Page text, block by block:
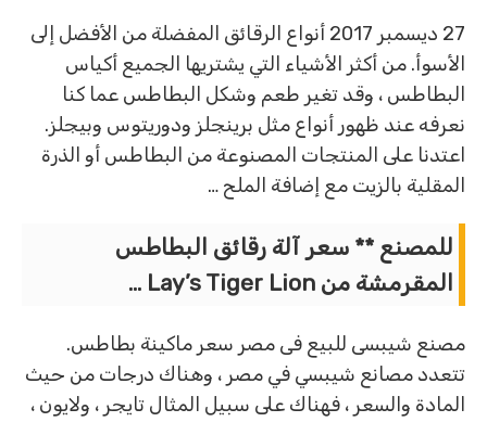
27 ديسمبر 2017 أنواع الرقائق المفضلة من الأفضل إلى
الأسوأ. من أكثر الأشياء التي يشتريها الجميع أكياس
البطاطس ، وقد تغير طعم وشكل البطاطس عما كنا
نعرفه عند ظهور أنواع مثل برينجلز ودوريتوس وبيجلز.
اعتدنا على المنتجات المصنوعة من البطاطس أو الذرة
المقلية بالزيت مع إضافة الملح …
للمصنع ** سعر آلة رقائق البطاطس
المقرمشة من Lay’s Tiger Lion …
مصنع شيبسى للبيع فى مصر سعر ماكينة بطاطس.
تتعدد مصانع شيبسي في مصر ، وهناك درجات من حيث
المادة والسعر ، فهناك على سبيل المثال تايجر ، ولايون ،